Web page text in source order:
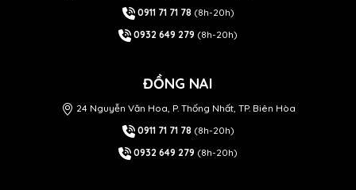
0911 71 71 78 (8h-20h)
0932 649 279 (8h-20h)
ĐỒNG NAI
24 Nguyễn Văn Hoa, P. Thống Nhất, TP. Biên Hòa
0911 71 71 78 (8h-20h)
0932 649 279 (8h-20h)